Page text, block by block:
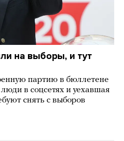
на выборы, и тут
партию в бюллетене
в соцсетях и уехавшая
снять с выборов